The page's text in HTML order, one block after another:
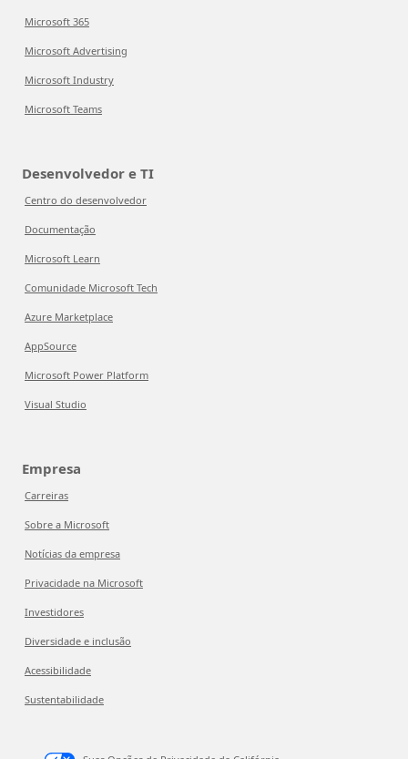
Microsoft 365
Microsoft Advertising
Microsoft Industry
Microsoft Teams
Desenvolvedor e TI
Centro do desenvolvedor
Documentação
Microsoft Learn
Comunidade Microsoft Tech
Azure Marketplace
AppSource
Microsoft Power Platform
Visual Studio
Empresa
Carreiras
Sobre a Microsoft
Notícias da empresa
Privacidade na Microsoft
Investidores
Diversidade e inclusão
Acessibilidade
Sustentabilidade